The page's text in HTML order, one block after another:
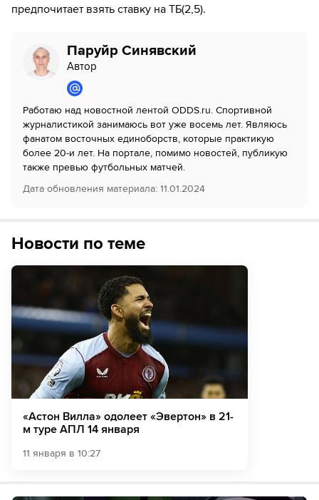
предпочитает взять ставку на ТБ(2,5).
Паруйр Синявский
Автор
Работаю над новостной лентой ODDS.ru. Спортивной
журналистикой занимаюсь вот уже восемь лет. Являюсь
фанатом восточных единоборств, которые практикую
более 20-и лет. На портале, помимо новостей, публикую
также превью футбольных матчей.
Дата обновления материала: 11.01.2024
Новости по теме
«Астон Вилла» одолеет «Эвертон» в 21-
м туре АПЛ 14 января
11 января в 10:27